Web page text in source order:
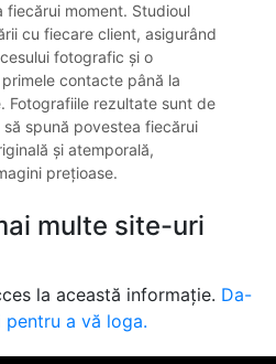
moment. Studioul
cu fiecare client, asigurând
fotografic și o
contacte până la
Fotografiile rezultate sunt de
spună povestea fiecărui
și atemporală,
prețioase.
multe site-uri
la această informație. Da-
a vă loga.